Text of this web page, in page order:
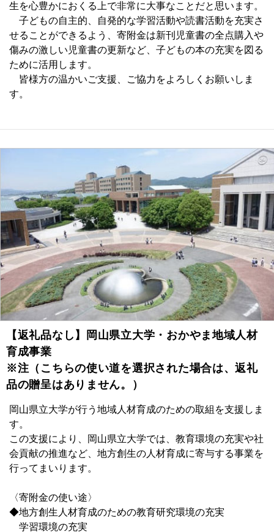
生を心豊かにおくる上で非常に大事なことだと思います。
子どもの自主的、自発的な学習活動や読書活動を充実さ
せることができるよう、寄附金は新刊児童書の全点購入や
傷みの激しい児童書の更新など、子どもの本の充実を図る
ために活用します。
皆様方の温かいご支援、ご協力をよろしくお願いしま
す。
【返礼品なし】岡山県立大学・おかやま地域人材
育成事業
※注（こちらの使い道を選択された場合は、返礼
品の贈呈はありません。）
岡山県立大学が行う地域人材育成のための取組を支援しま
す。
この支援により、岡山県立大学では、教育環境の充実や社
会貢献の推進など、地方創生の人材育成に寄与する事業を
行ってまいります。
〈寄附金の使い途〉
◆地方創生人材育成のための教育研究環境の充実
学習環境の充実